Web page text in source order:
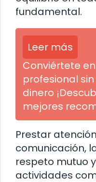
fundamental.
Leer más
Conviértete
profesional
dinero
mejores
Prestar
comunicación,
respeto mutuo
actividades